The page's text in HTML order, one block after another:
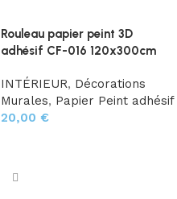
Rouleau papier peint 3D
adhésif CF-016 120x300cm
INTÉRIEUR, Décorations
Murales, Papier Peint adhésif
20,00 €